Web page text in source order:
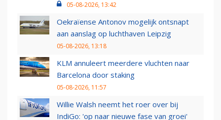
05-08-2026, 13:42
Oekraïense Antonov mogelijk ontsnapt
aan aanslag op luchthaven Leipzig
05-08-2026, 13:18
KLM annuleert meerdere vluchten naar
Barcelona door staking
05-08-2026, 11:57
Willie Walsh neemt het roer over bij
IndiGo: 'op naar nieuwe fase van groei'